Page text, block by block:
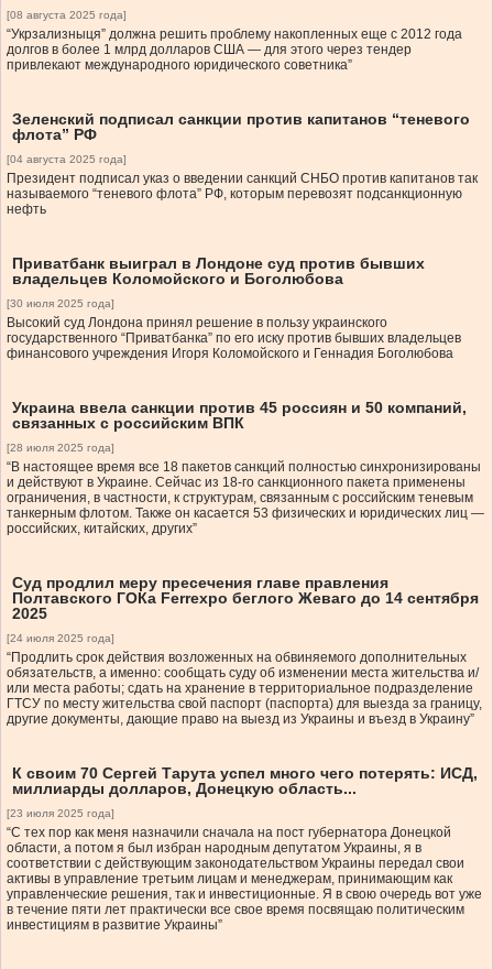
[08 августа 2025 года]
“Укрзализныця” должна решить проблему накопленных еще с 2012 года
долгов в более 1 млрд долларов США — для этого через тендер
привлекают международного юридического советника”
Зеленский подписал санкции против капитанов “теневого
флота” РФ
[04 августа 2025 года]
Президент подписал указ о введении санкций СНБО против капитанов так
называемого “теневого флота” РФ, которым перевозят подсанкционную
нефть
Приватбанк выиграл в Лондоне суд против бывших
владельцев Коломойского и Боголюбова
[30 июля 2025 года]
Высокий суд Лондона принял решение в пользу украинского
государственного “Приватбанка” по его иску против бывших владельцев
финансового учреждения Игоря Коломойского и Геннадия Боголюбова
Украина ввела санкции против 45 россиян и 50 компаний,
связанных с российским ВПК
[28 июля 2025 года]
“В настоящее время все 18 пакетов санкций полностью синхронизированы
и действуют в Украине. Сейчас из 18-го санкционного пакета применены
ограничения, в частности, к структурам, связанным с российским теневым
танкерным флотом. Также он касается 53 физических и юридических лиц —
российских, китайских, других”
Суд продлил меру пресечения главе правления
Полтавского ГОКа Ferrexpo беглого Жеваго до 14 сентября
2025
[24 июля 2025 года]
“Продлить срок действия возложенных на обвиняемого дополнительных
обязательств, а именно: сообщать суду об изменении места жительства и/
или места работы; сдать на хранение в территориальное подразделение
ГТСУ по месту жительства свой паспорт (паспорта) для выезда за границу,
другие документы, дающие право на выезд из Украины и въезд в Украину”
К своим 70 Сергей Тарута успел много чего потерять: ИСД,
миллиарды долларов, Донецкую область...
[23 июля 2025 года]
“С тех пор как меня назначили сначала на пост губернатора Донецкой
области, а потом я был избран народным депутатом Украины, я в
соответствии с действующим законодательством Украины передал свои
активы в управление третьим лицам и менеджерам, принимающим как
управленческие решения, так и инвестиционные. Я в свою очередь вот уже
в течение пяти лет практически все свое время посвящаю политическим
инвестициям в развитие Украины”